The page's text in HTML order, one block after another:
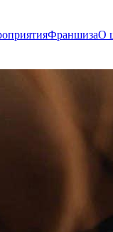
ФраншизаО